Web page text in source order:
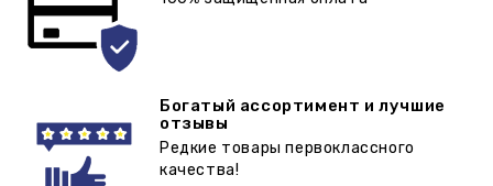
Богатый ассортимент и лучшие
отзывы
Редкие товары первоклассного
качества!